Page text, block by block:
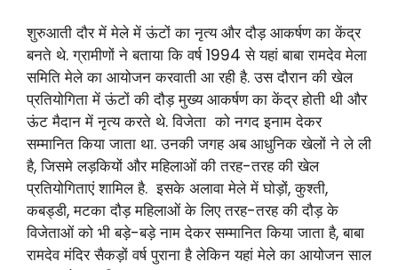
शुरुआती दौर में मेले में ऊंटों का नृत्य और दौड़ आकर्षण का केंद्र
बनते थे. ग्रामीणों ने बताया कि वर्ष 1994 से यहां बाबा रामदेव मेला
समिति मेले का आयोजन करवाती आ रही है. उस दौरान की खेल
प्रतियोगिता में ऊंटों की दौड़ मुख्य आकर्षण का केंद्र होती थी और
ऊंट मैदान में नृत्य करते थे. विजेता को नगद इनाम देकर
सम्मानित किया जाता था. उनकी जगह अब आधुनिक खेलों ने ले ली
है, जिसमे लड़कियों और महिलाओं की तरह-तरह की खेल
प्रतियोगिताएं शामिल है. इसके अलावा मेले में घोड़ों, कुश्ती,
कबड्डी, मटका दौड़ महिलाओं के लिए तरह-तरह की दौड़ के
विजेताओं को भी बड़े-बड़े नाम देकर सम्मानित किया जाता है, बाबा
रामदेव मंदिर सैकड़ों वर्ष पुराना है लेकिन यहां मेले का आयोजन साल